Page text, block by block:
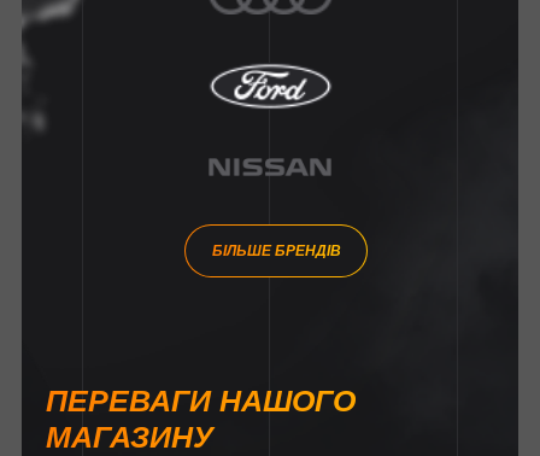
БІЛЬШЕ БРЕНДІВ
ПЕРЕВАГИ НАШОГО
МАГАЗИНУ